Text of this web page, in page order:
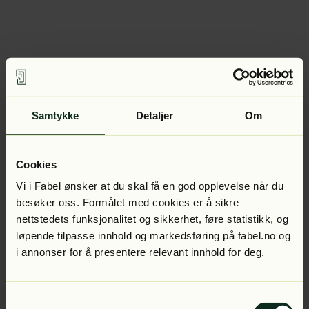
Samtykke Detaljer Om
Cookies
Vi i Fabel ønsker at du skal få en god opplevelse når du
besøker oss. Formålet med cookies er å sikre
nettstedets funksjonalitet og sikkerhet, føre statistikk, og
løpende tilpasse innhold og markedsføring på fabel.no og
i annonser for å presentere relevant innhold for deg.